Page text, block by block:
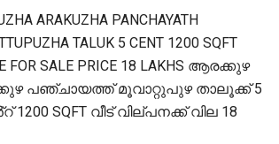
ARAKUZHA PANCHAYATH
TALUK 5 CENT 1200 SQFT
FOR SALE PRICE 18 LAKHS ആരക്കുഴ
പഞ്ചായത്ത് മൂവാറ്റുപുഴ താലൂക്ക് 5
SQFT വീട് വില്പനക്ക് വില 18